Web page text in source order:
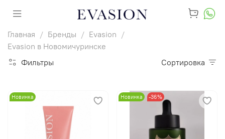
Главная Бренды
Evasion
Evasion в Новомичуринске
Фильтры
Сортировка
Новинка Новинка -36%